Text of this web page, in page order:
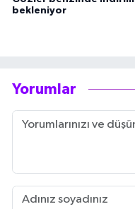
bekleniyor
Yorumlar